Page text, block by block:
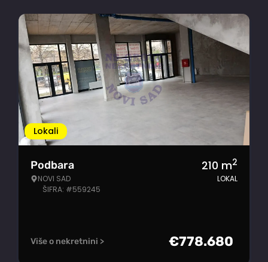
Lokali
Podbara
NOVI SAD
ŠIFRA: #559245
210 m2
LOKAL
Više o nekretnini > €778.680